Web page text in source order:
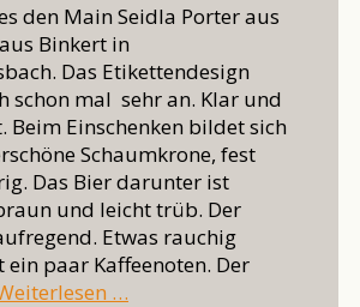
den Main Seidla Porter aus
Binkert in
Das Etikettendesign
schon mal sehr an. Klar und
Einschenken bildet sich
Schaumkrone, fest
Das Bier darunter ist
und leicht trüb. Der
Etwas rauchig
paar Kaffeenoten. Der
…